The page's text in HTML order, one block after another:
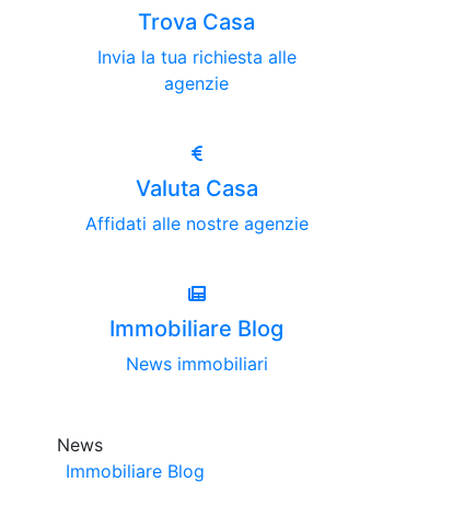
Trova Casa
Invia la tua richiesta alle
agenzie
Valuta Casa
Affidati alle nostre agenzie
Immobiliare Blog
News immobiliari
News
Immobiliare Blog